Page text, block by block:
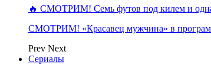
🔥 СМОТРИМ! Семь футов под килем и
СМОТРИМ! «Красавец мужчина» в
Prev Next
Сериалы